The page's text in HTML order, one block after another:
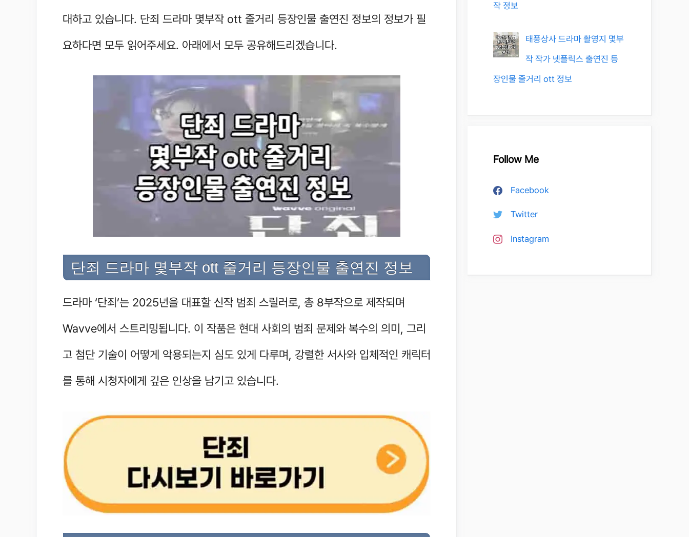
대하고 있습니다. 단죄 드라마 몇부작 ott 줄거리 등장인물 출연진 정보의 정보가 필
요하다면 모두 읽어주세요. 아래에서 모두 공유해드리겠습니다.
단죄 드라마 몇부작 ott 줄거리 등장인물 출연진 정보
드라마 ‘단죄’는 2025년을 대표할 신작 범죄 스릴러로, 총 8부작으로 제작되며
Wavve에서 스트리밍됩니다. 이 작품은 현대 사회의 범죄 문제와 복수의 의미, 그리
고 첨단 기술이 어떻게 악용되는지 심도 있게 다루며, 강렬한 서사와 입체적인 캐릭터
를 통해 시청자에게 깊은 인상을 남기고 있습니다.
작 정보
태풍상사 드라마 촬영지 몇부
작 작가 넷플릭스 출연진 등
장인물 줄거리 ott 정보
Follow Me
Facebook
Twitter
Instagram